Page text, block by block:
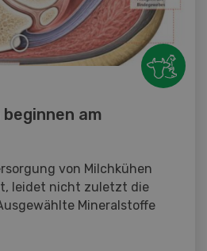
beginnen am
von Milchkühen
leidet nicht zuletzt die
Mineralstoffe